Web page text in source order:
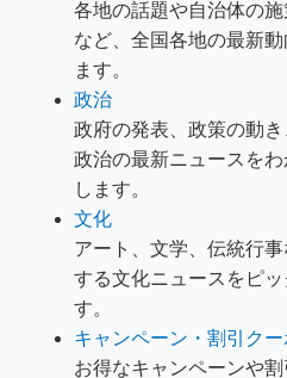
各地の話題や自治体の
など、全国各地の最新
ます。
政治
政府の発表、政策の動
政治の最新ニュースを
します。
文化
アート、文学、伝統行
する文化ニュースをピ
す。
キャンペーン・割引クー
お得なキャンペーンや